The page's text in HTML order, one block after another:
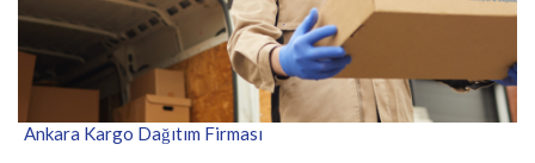
Ankara Kargo Dağıtım Firması